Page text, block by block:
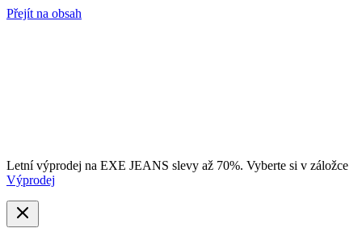
Přejít na obsah
Letní výprodej na EXE JEANS slevy až 70%. Vyberte si v záložce
Výprodej